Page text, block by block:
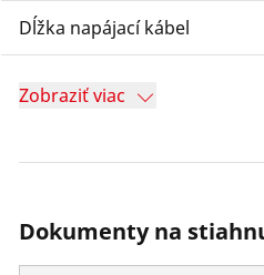
Dĺžka napájací kábel
Zobraziť viac
Dokumenty na